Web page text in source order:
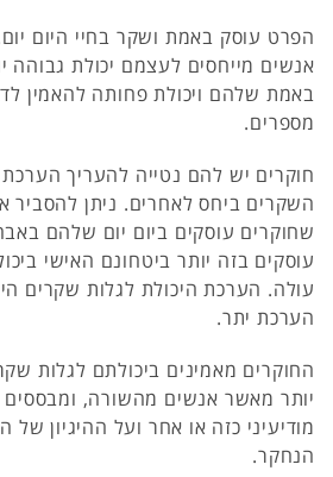
הפרט עוסק באמת ושקר בחיי היום
אנשים מייחסים לעצמם יכולת גבוהה
באמת שלהם ויכולת פחותה להאמין
מספרים.
חוקרים יש להם נטייה להעריך הערכת
השקרים ביחס לאחרים. ניתן
שחוקרים עוסקים ביום יום שלהם
עוסקים בזה יותר ביטחונם האישי
עולה. הערכת היכולת לגלות שקרים
הערכת יתר.
החוקרים מאמינים ביכולתם לגלות
יותר מאשר אנשים מהשורה,
מודיעיני כזה או אחר ועל ההיגיון של
הנחקר.